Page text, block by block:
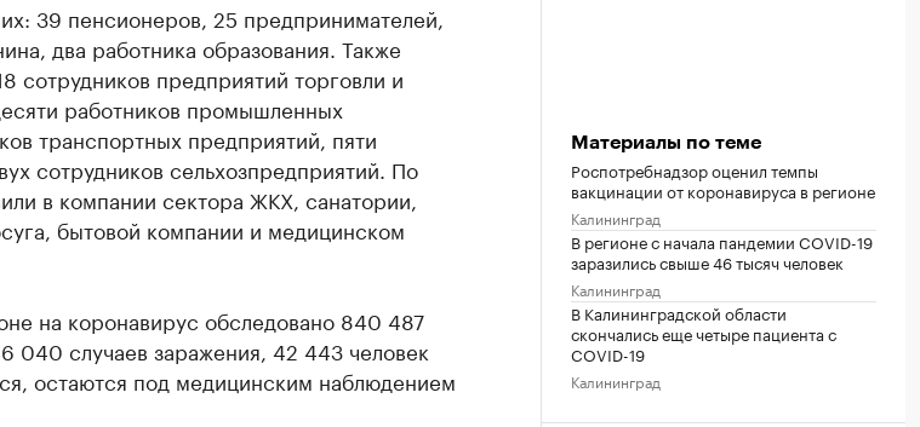
39 пенсионеров, 25 предпринимателей,
два работника образования. Также
сотрудников предприятий торговли и
работников промышленных
транспортных предприятий, пяти
сотрудников сельхозпредприятий. По
в компании сектора ЖКХ, санатории,
бытовой компании и медицинском
на коронавирус обследовано 840 487
040 случаев заражения, 42 443 человек
остаются под медицинским наблюдением
Материалы по теме
Роспотребнадзор оценил темпы
вакцинации от коронавируса в регионе
Калининград
В регионе с начала пандемии COVID-19
заразились свыше 46 тысяч человек
Калининград
В Калининградской области
скончались еще четыре пациента с
COVID-19
Калининград